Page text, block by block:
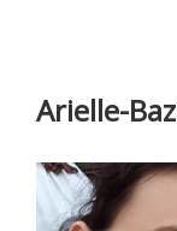
Arielle-